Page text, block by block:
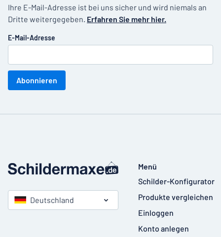
Ihre E-Mail-Adresse ist bei uns sicher und wird niemals an
Dritte weitergegeben. Erfahren Sie mehr hier.
E-Mail-Adresse
Abonnieren
Deutschland
Menü
Schilder-Konfigurator
Produkte vergleichen
Einloggen
Konto anlegen